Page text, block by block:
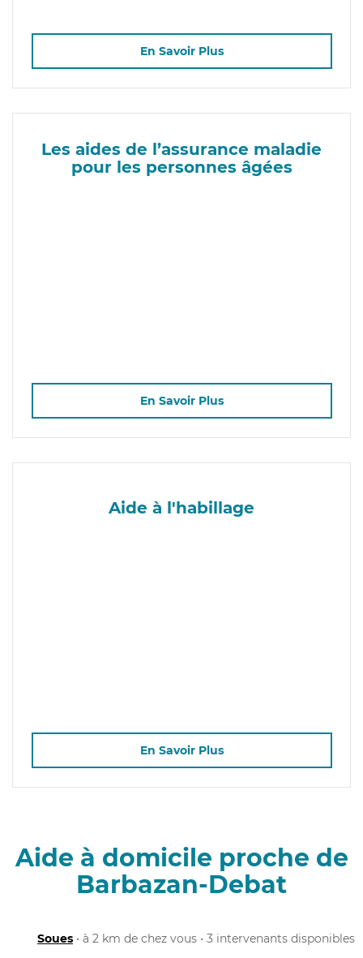
En Savoir Plus
Les aides de l’assurance maladie
pour les personnes âgées
En Savoir Plus
Aide à l'habillage
En Savoir Plus
Aide à domicile proche de
Barbazan-Debat
Soues • à 2 km de chez vous • 3 intervenants disponibles